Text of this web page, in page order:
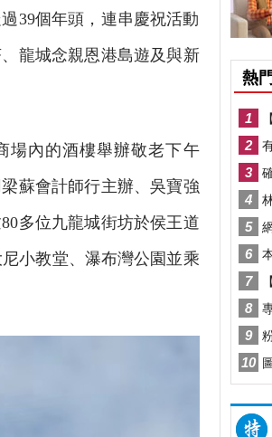
39個年頭，連串慶祝活動
龍城念親恩港島遊及與新
場內的酒樓舉辦敬老下午
蘇會計師行主辦、吳寶強
多位九龍城街坊於侯王道
小教堂、瀑布灣公園並乘